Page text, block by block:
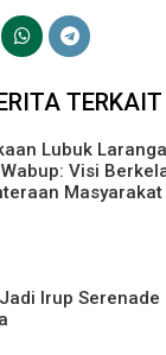
TERKAIT
Lubuk
Visi
Masyarakat
Irup Serenade